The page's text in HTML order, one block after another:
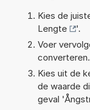
Kies de
Lengte
'.
Voer
converteren.
Kies uit de
de waarde
geval '